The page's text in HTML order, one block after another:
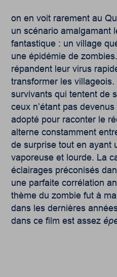
on en voit rarement au
un scénario amalgamant
fantastique : un village
une épidémie de
répandent leur virus
transformer les
survivants qui tentent de
ceux n’étant pas
adopté pour raconter le
alterne constamment
de surprise tout en ayant
vaporeuse et lourde. La
éclairages préconisés
une parfaite corrélation
thème du zombie fut à
dans les dernières
dans ce film est assez